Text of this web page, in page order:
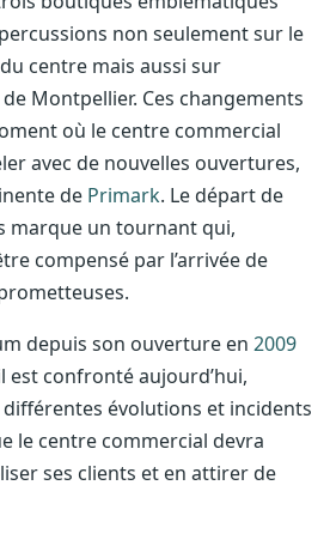
non seulement sur le
centre mais aussi sur
Montpellier. Ces changements
où le centre commercial
avec de nouvelles ouvertures,
de Primark. Le départ de
marque un tournant qui,
compensé par l’arrivée de
depuis son ouverture en 2009
est confronté aujourd’hui,
évolutions et incidents
le centre commercial devra
ses clients et en attirer de